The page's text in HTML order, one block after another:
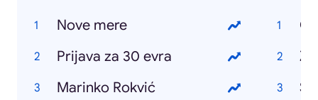
Nove mere
Prijava za 30 evra
Marinko Rokvić